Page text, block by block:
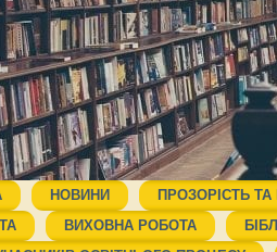
НОВИНИ
ПРОЗОРІСТЬ
ВИХОВНА РОБОТА